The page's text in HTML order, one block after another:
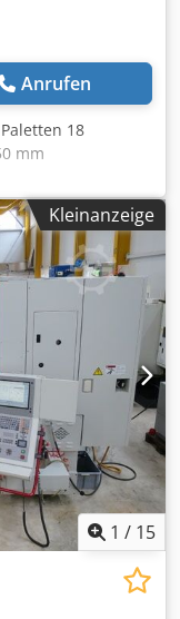
Anrufen
18
mm
Zubehör
Alysa
Kleinanzeige
1 / 15